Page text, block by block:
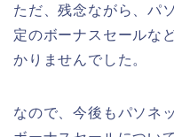
ただ、残念ながら、パ
定のボーナスセールな
かりませんでした。
なので、今後もパソネ